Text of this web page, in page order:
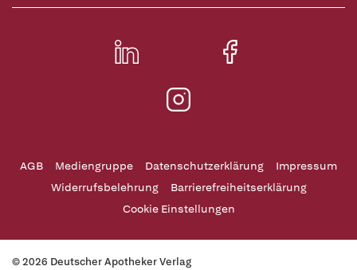
AGB Mediengruppe Datenschutzerklärung
Impressum
Widerrufsbelehrung
Barrierefreiheitserklärung
Cookie Einstellungen
© 2026 Deutscher Apotheker Verlag